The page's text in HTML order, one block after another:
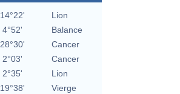
14°22'
Lion
4°52'
Balance
28°30'
Cancer
2°03'
Cancer
2°35'
Lion
19°38'
Vierge